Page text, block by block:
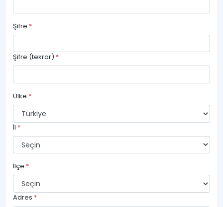
Şifre *
Şifre (tekrar) *
Ülke *
İl *
İlçe *
Adres *